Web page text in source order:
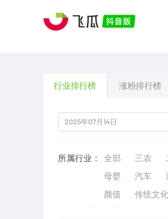
行业排行榜 涨粉排行榜
所属行业： 全部 三农
母婴
汽车
颜值
传统文化